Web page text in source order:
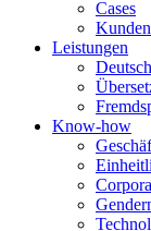
Cases
Kunden
Leistungen
Know-how